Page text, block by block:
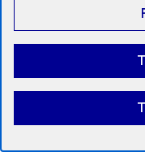
Au périscope
Publié le 08 septembre